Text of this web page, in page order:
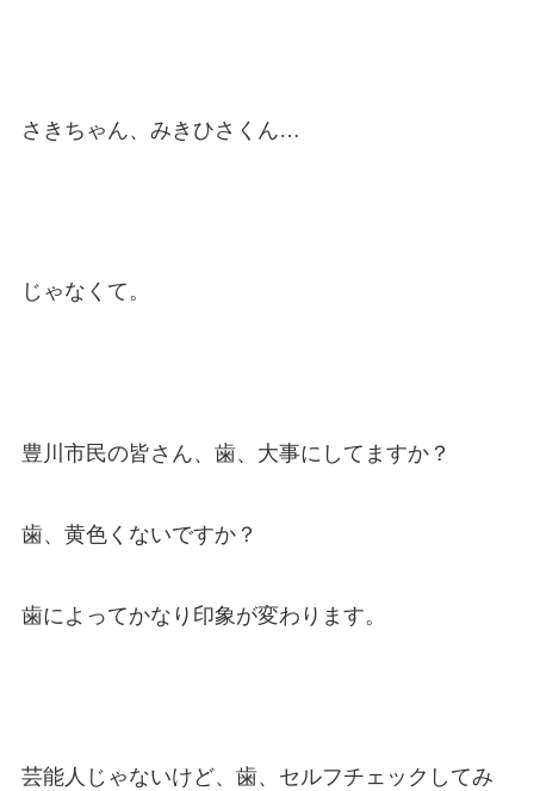
さきちゃん、みきひさくん…
じゃなくて。
豊川市民の皆さん、歯、大事にしてますか？
歯、黄色くないですか？
歯によってかなり印象が変わります。
芸能人じゃないけど、歯、セルフチェックしてみ